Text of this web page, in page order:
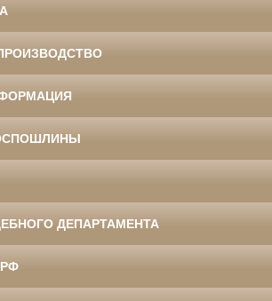
ДЕПАРТАМЕНТА